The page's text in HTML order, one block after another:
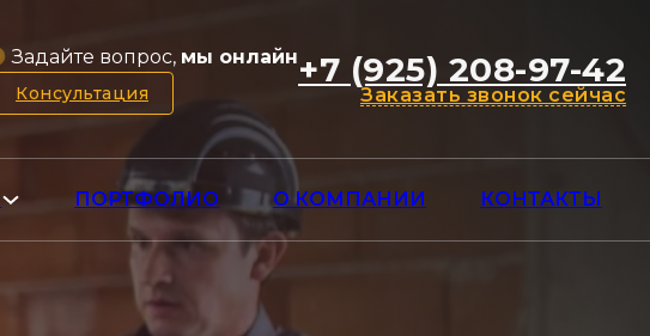
Задайте вопрос, мы онлайн
Консультация
+7 (925) 208-97-42
Заказать звонок сейчас
ПОРТФОЛИО О КОМПАНИИ КОНТАКТЫ